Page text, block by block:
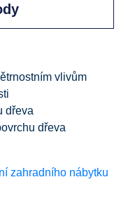
vlivům
dřeva
dřeva
zahradního nábytku